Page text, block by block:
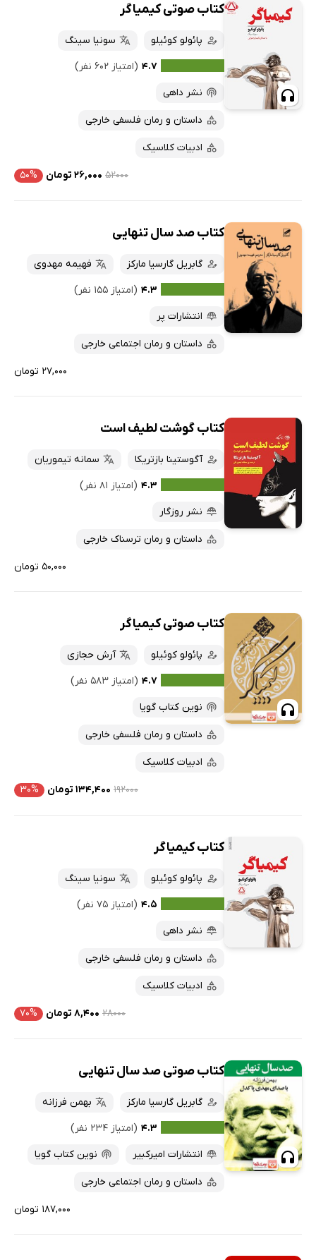
کتاب صوتی کیمیاگر
پائولو کوئیلو
سونیا سینگ
۴.۷ (امتیاز ۶۰۲ نفر)
نشر داهی
داستان و رمان فلسفی خارجی
ادبیات کلاسیک
۵۲۰۰۰ ۲۶,۰۰۰ تومان ۵۰%
کتاب صد سال تنهایی
گابریل گارسیا مارکز
فهیمه مهدوی
۴.۳ (امتیاز ۱۵۵ نفر)
انتشارات پر
داستان و رمان اجتماعی خارجی
۲۷,۰۰۰ تومان
کتاب گوشت لطیف است
آگوستینا بازتریکا
سمانه تیموریان
۴.۳ (امتیاز ۸۱ نفر)
نشر روزگار
داستان و رمان ترسناک خارجی
۵۰,۰۰۰ تومان
کتاب صوتی کیمیاگر
پائولو کوئیلو
آرش حجازی
۴.۷ (امتیاز ۵۸۳ نفر)
نوین کتاب گویا
داستان و رمان فلسفی خارجی
ادبیات کلاسیک
۱۹۲۰۰۰ ۱۳۴,۴۰۰ تومان ۳۰%
کتاب کیمیاگر
پائولو کوئیلو
سونیا سینگ
۴.۵ (امتیاز ۷۵ نفر)
نشر داهی
داستان و رمان فلسفی خارجی
ادبیات کلاسیک
۲۸۰۰۰ ۸,۴۰۰ تومان ۷۰%
کتاب صوتی صد سال تنهایی
گابریل گارسیا مارکز
بهمن فرزانه
۴.۳ (امتیاز ۲۳۴ نفر)
انتشارات امیرکبیر
نوین کتاب گویا
داستان و رمان اجتماعی خارجی
۱۸۷,۰۰۰ تومان